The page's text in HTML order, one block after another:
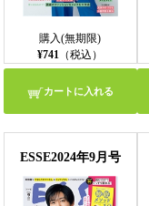
購入(無期限)
¥741 （税込）
カートに入れる
ESSE2024年9月号